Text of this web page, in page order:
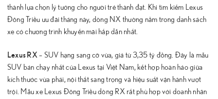
thành lựa chọn lý tưởng cho người trẻ thành đạt. Khi tìm kiếm Lexus
Đông Triều ưu đãi tháng này, dòng NX thường nằm trong danh sách
xe có chương trình khuyến mãi hấp dẫn nhất.
Lexus RX – SUV hạng sang cỡ vừa, giá từ 3,35 tỷ đồng. Đây là mẫu
SUV bán chạy nhất của Lexus tại Việt Nam, kết hợp hoàn hảo giữa
kích thước vừa phải, nội thất sang trọng và hiệu suất vận hành vượt
trội. Mẫu xe Lexus Đông Triều dòng RX rất phù hợp với doanh nhân